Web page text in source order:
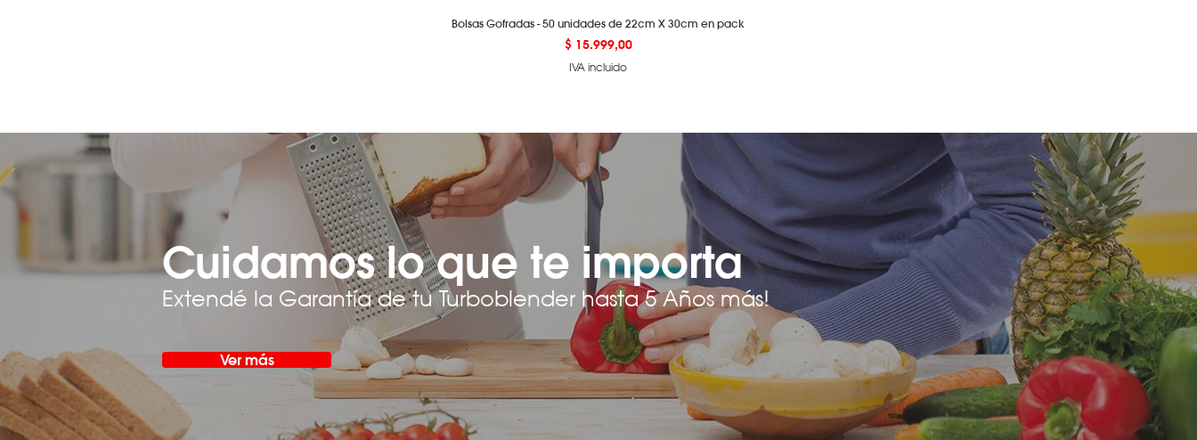
Bolsas Gofradas - 50 unidades de 22cm X 30cm en pack
Precio
$ 15.999,00
IVA incluido
Cuidamos lo que te importa
Extendé la Garantía de tu Turboblender hasta 5 Años más!
Ver más